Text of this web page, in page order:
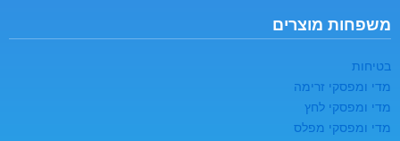
משפחות מוצרים
בטיחות
מדי ומפסקי זרימה
מדי ומפסקי לחץ
מדי ומפסקי מפלס